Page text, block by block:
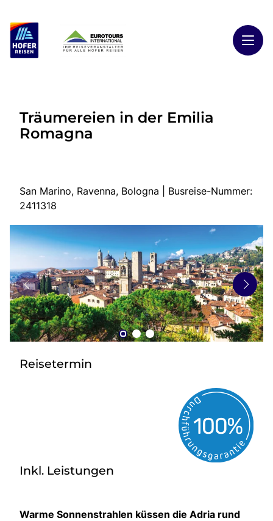
Highlights
Reiseländer
Busreisen
Kontakt
zurück zu HOFER REISEN
Träumereien in der Emilia
Romagna
San Marino, Ravenna, Bologna | Busreise-Nummer:
2411318
Reisetermin
Inkl. Leistungen
Warme Sonnenstrahlen küssen die Adria rund